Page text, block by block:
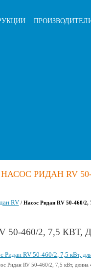
РИДАН RV 50-
RV/ Насос Ридан RV 50-460/2,
50-460/2, 7,5
Ридан RV 50-460/2, 7,5 кВт, длина